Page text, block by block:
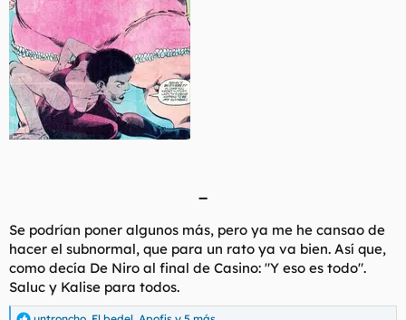
Se podrían poner algunos más, pero ya me he cansao de
hacer el subnormal, que para un rato ya va bien. Así que,
como decía De Niro al final de Casino: "Y eso es todo".
Saluc y Kalise para todos.